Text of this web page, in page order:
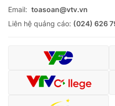
Email: toasoan@vtv.vn
Liên hệ quảng cáo: (024) 626